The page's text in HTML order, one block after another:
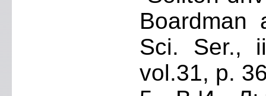
Boardman
Sci. Ser.,
vol.31, p.